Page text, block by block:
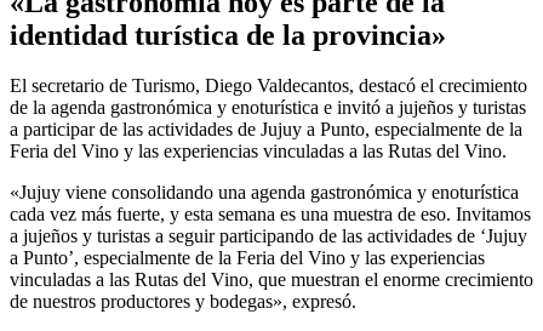
identidad turística de la provincia»
El secretario de Turismo, Diego Valdecantos, destacó el crecimiento
de la agenda gastronómica y enoturística e invitó a jujeños y turistas
a participar de las actividades de Jujuy a Punto, especialmente de la
Feria del Vino y las experiencias vinculadas a las Rutas del Vino.
«Jujuy viene consolidando una agenda gastronómica y enoturística
cada vez más fuerte, y esta semana es una muestra de eso. Invitamos
a jujeños y turistas a seguir participando de las actividades de ‘Jujuy
a Punto’, especialmente de la Feria del Vino y las experiencias
vinculadas a las Rutas del Vino, que muestran el enorme crecimiento
de nuestros productores y bodegas», expresó.